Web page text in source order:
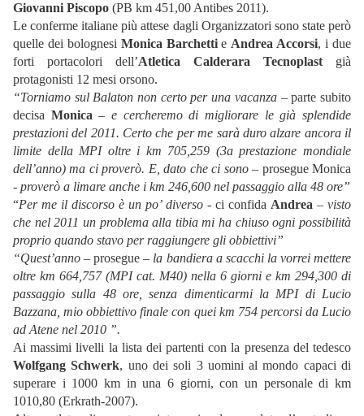
Giovanni Piscopo (PB km 451,00 Antibes 2011).
Le conferme italiane più attese dagli Organizzatori sono state però
quelle dei bolognesi Monica Barchettie Andrea Accorsi, i due
forti portacolori dell’Atletica Calderara Tecnoplast già
protagonisti 12 mesi orsono.
“Torniamo sul Balaton non certo per una vacanza– parte subito
decisa Monica – e cercheremo di migliorare le già splendide
prestazioni del 2011. Certo che per me sarà duro alzare ancora il
limite della MPI oltre i km 705,259 (3a prestazione mondiale
dell’anno) ma ci proverò. E, dato che ci sono– prosegue Monica
- proverò a limare anche i km 246,600 nel passaggio alla 48 ore”
“Per me il discorso è un po’ diverso- ci confida Andrea –visto
che nel 2011 un problema alla tibia mi ha chiuso ogni possibilità
proprio quando stavo per raggiungere gli obbiettivi”
“Quest’anno – prosegue – la bandiera a scacchi la vorrei mettere
oltre km 664,757 (MPI cat. M40) nella 6 giorni e km 294,300 di
passaggio sulla 48 ore, senza dimenticarmi la MPI di Lucio
Bazzana, mio obbiettivo finale con quei km 754 percorsi da Lucio
ad Atene nel 2010 ”.
Ai massimi livelli la lista dei partenti con la presenza del tedesco
Wolfgang Schwerk, uno dei soli 3 uomini al mondo capaci di
superare i 1000 km in una 6 giorni, con un personale di km
1010,80 (Erkrath-2007).